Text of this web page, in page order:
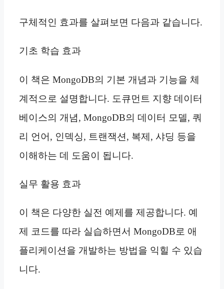
구체적인 효과를 살펴보면 다음과 같습니다.
기초 학습 효과
이 책은 MongoDB의 기본 개념과 기능을 체
계적으로 설명합니다. 도큐먼트 지향 데이터
베이스의 개념, MongoDB의 데이터 모델, 쿼
리 언어, 인덱싱, 트랜잭션, 복제, 샤딩 등을
이해하는 데 도움이 됩니다.
실무 활용 효과
이 책은 다양한 실전 예제를 제공합니다. 예
제 코드를 따라 실습하면서 MongoDB로 애
플리케이션을 개발하는 방법을 익힐 수 있습
니다.